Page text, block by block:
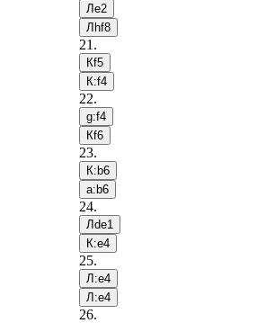
Лe2
Лhf8
21 .
Кf5
К:f4
22.
g:f4
Кf6
23.
К:b6
a:b6
24.
Лde1
К:e4
25.
Л:e4
Л:e4
26.